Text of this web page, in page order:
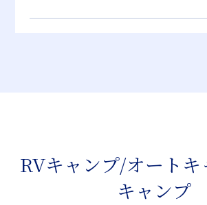
RVキャンプ/オート
キャンプ